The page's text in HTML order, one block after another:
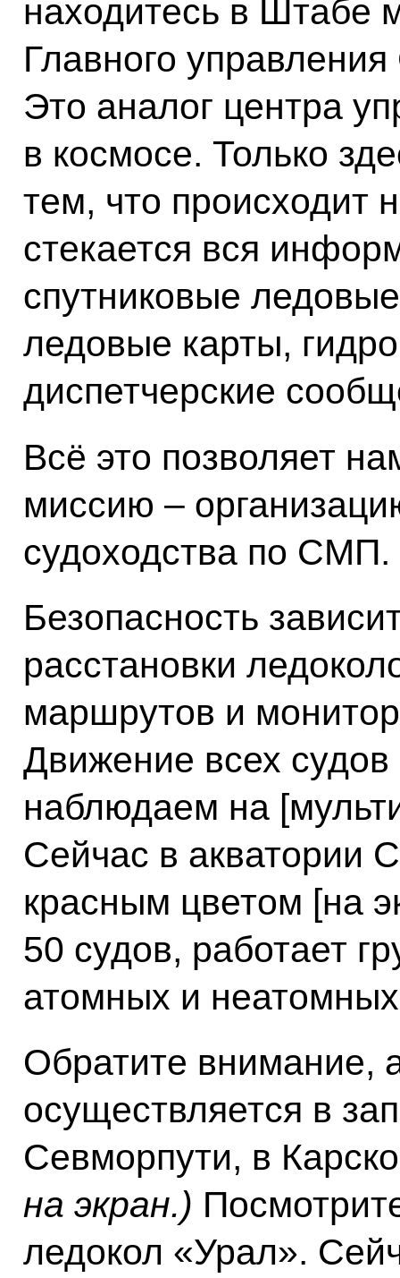
находитесь в Штабе
Главного
Это аналог центра
в космосе. Только
тем, что происходит
стекается вся
спутниковые
ледовые карты,
диспетчерские
Всё это позволяет
миссию –
судоходства по СМП.
Безопасность
расстановки
маршрутов и
Движение всех
наблюдаем на
Сейчас в акватории
красным цветом [на
50 судов, работает
атомных и
Обратите внимание,
осуществляется в
Севморпути, в
на экран.)
ледокол «Урал».